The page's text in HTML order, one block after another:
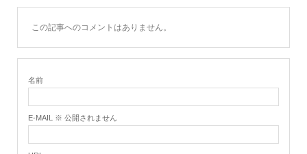
この記事へのコメントはありません。
名前
E-MAIL ※ 公開されません